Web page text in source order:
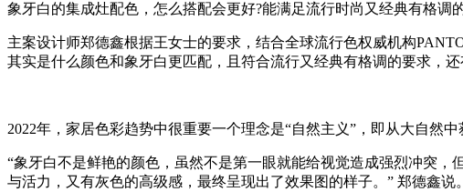
象牙白的集成灶配色，怎么搭配会更好?能满足流行时尚又经典有格调
主案设计师郑德鑫根据王女士的要求，结合全球流行色权威机构
其实是什么颜色和象牙白更匹配，且符合流行又经典有格调的要求，
2022年，家居色彩趋势中很重要一个理念是“自然主义”，即从大自然
“象牙白不是鲜艳的颜色，虽然不是第一眼就能给视觉造成强烈冲突
与活力，又有灰色的高级感，最终呈现出了效果图的样子。” 郑德鑫说。